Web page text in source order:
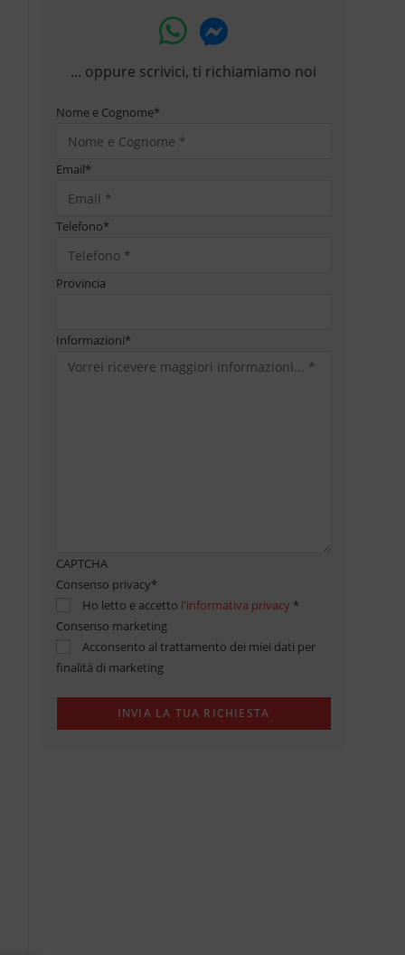
... oppure scrivici, ti richiamiamo noi
Nome e Cognome*
Email*
Telefono*
Provincia
Informazioni*
CAPTCHA
Consenso privacy*
Ho letto e accetto l'informativa privacy *
Consenso marketing
Acconsento al trattamento dei miei dati per
finalità di marketing